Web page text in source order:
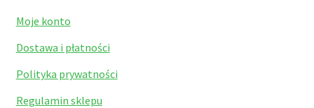
Moje konto
Dostawa i płatności
Polityka prywatności
Regulamin sklepu